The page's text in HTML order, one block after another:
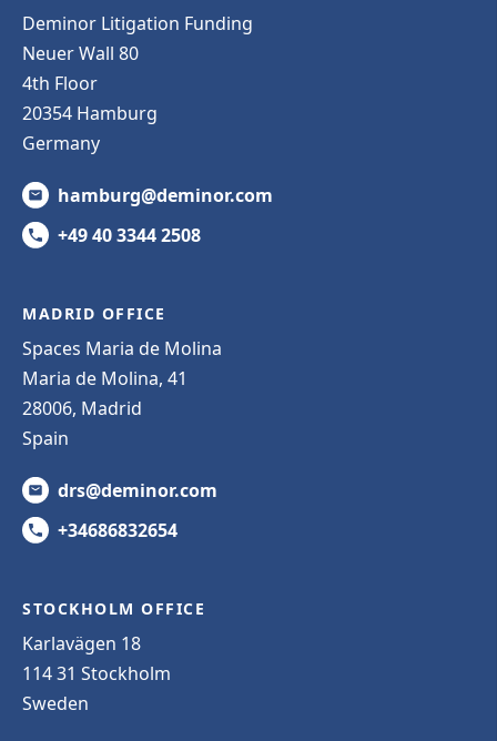
Deminor Litigation Funding
Neuer Wall 80
4th Floor
20354 Hamburg
Germany
hamburg@deminor.com
+49 40 3344 2508
MADRID OFFICE
Spaces Maria de Molina
Maria de Molina, 41
28006, Madrid
Spain
drs@deminor.com
+34686832654
STOCKHOLM OFFICE
Karlavägen 18
114 31 Stockholm
Sweden